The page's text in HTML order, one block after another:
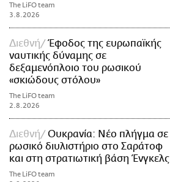
The LiFO team
3.8.2026
Διεθνή
Έφοδος της ευρωπαϊκής
ναυτικής δύναμης σε
δεξαμενόπλοιο του ρωσικού
«σκιώδους στόλου»
The LiFO team
2.8.2026
Διεθνή
Ουκρανία: Νέο πλήγμα σε
ρωσικό διυλιστήριο στο Σαράτοφ
και στη στρατιωτική βάση Ένγκελς
The LiFO team